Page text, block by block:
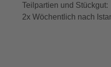
Teilpartien und Stückgut:
2x Wöchentlich nach